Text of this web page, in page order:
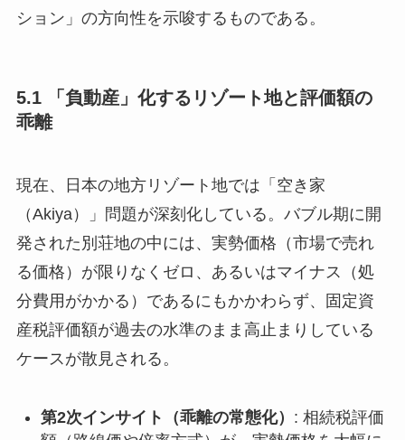
ション」の方向性を示唆するものである。
5.1 「負動産」化するリゾート地と評価額の
乖離
現在、日本の地方リゾート地では「空き家
（Akiya）」問題が深刻化している。バブル期に開
発された別荘地の中には、実勢価格（市場で売れ
る価格）が限りなくゼロ、あるいはマイナス（処
分費用がかかる）であるにもかかわらず、固定資
産税評価額が過去の水準のまま高止まりしている
ケースが散見される。
第2次インサイト（乖離の常態化） : 相続税評価